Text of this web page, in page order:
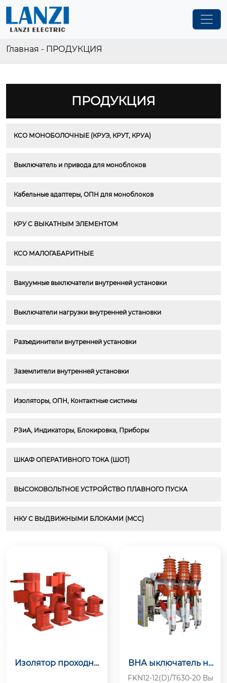
Главная - ПРОДУКЦИЯ
ПРОДУКЦИЯ
КСО МОНОБОЛОЧНЫЕ (КРУЭ, КРУТ, КРУА)
Выключатель и привода для моноблоков
Кабельные адаптеры, ОПН для моноблоков
КРУ С ВЫКАТНЫМ ЭЛЕМЕНТОМ
КСО МАЛОГАБАРИТНЫЕ
Вакуумные выключатели внутренней установки
Выключатели нагрузки внутренней установки
Разъединители внутренней установки
Заземлители внутренней установки
Изоляторы, ОПН, Контактные систимы
РЗиА, Индикаторы, Блокировка, Приборы
ШКАФ ОПЕРАТИВНОГО ТОКА (ШОТ)
ВЫСОКОВОЛЬТНОЕ УСТРОЙСТВО ПЛАВНОГО ПУСКА
НКУ С ВЫДВИЖНЫМИ БЛОКАМИ (MCC)
Изолятор проходно
ВНА ыключатель на
грузки с воздушной
FKN12-12(D)/T630-20 Вы